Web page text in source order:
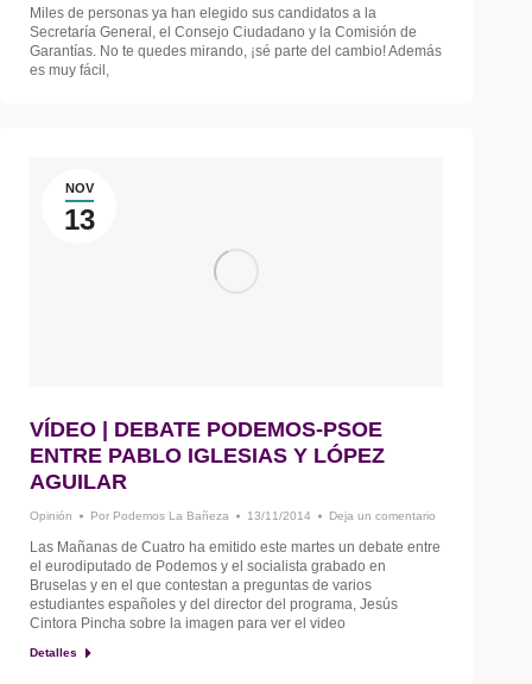
Miles de personas ya han elegido sus candidatos a la
Secretaría General, el Consejo Ciudadano y la Comisión de
Garantías. No te quedes mirando, ¡sé parte del cambio! Además
es muy fácil,
NOV
13
VÍDEO | DEBATE PODEMOS-PSOE
ENTRE PABLO IGLESIAS Y LÓPEZ
AGUILAR
Opinión Por Podemos La Bañeza 13/11/2014 Deja un comentario
Las Mañanas de Cuatro ha emitido este martes un debate entre
el eurodiputado de Podemos y el socialista grabado en
Bruselas y en el que contestan a preguntas de varios
estudiantes españoles y del director del programa, Jesús
Cintora Pincha sobre la imagen para ver el video
Detalles